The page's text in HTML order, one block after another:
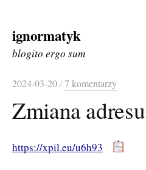
Skip
to
ignormatyk
blogito ergo sum
2024-03-20/7 komentarzy
Zmiana
https://xpil.eu/u6h93